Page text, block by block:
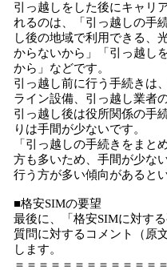
引っ越しをした後にキャリ
れるのは、「引っ越しの手
し後の地域で利用できる、
からないから」「引っ越し
から」などです。
引っ越し前に行う手続きは
ライン設備、引っ越し業者
引っ越し後は役所関係の手
りは手間が少ないです。
「引っ越しの手続きをまと
方も多いため、手間が少な
行う方が多い傾向があると
■格安SIMの要望
最後に、「格安SIMに対す
質問に対するコメント（原
します。
＝＝＝＝＝＝＝＝＝＝＝＝